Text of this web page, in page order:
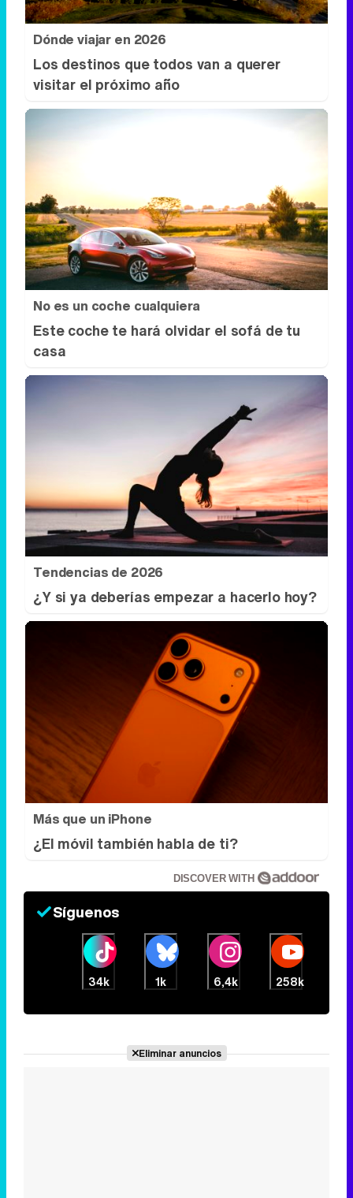
Dónde viajar en 2026
Los destinos que todos van a querer
visitar el próximo año
No es un coche cualquiera
Este coche te hará olvidar el sofá de tu
casa
Tendencias de 2026
¿Y si ya deberías empezar a hacerlo hoy?
Más que un iPhone
¿El móvil también habla de ti?
DISCOVER WITH
Síguenos
34k 1k 6,4k 258k
Eliminar anuncios